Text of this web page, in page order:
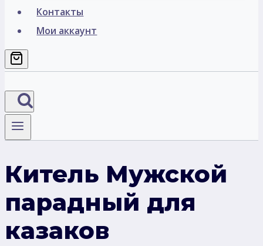
Контакты
Мои аккаунт
Китель Мужской
парадный для
казаков